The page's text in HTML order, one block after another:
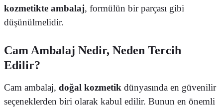
kozmetikte ambalaj, formülün bir parçası gibi
düşünülmelidir.
Cam Ambalaj Nedir, Neden Tercih
Edilir?
Cam ambalaj, doğal kozmetik dünyasında en güvenilir
seçeneklerden biri olarak kabul edilir. Bunun en önemli